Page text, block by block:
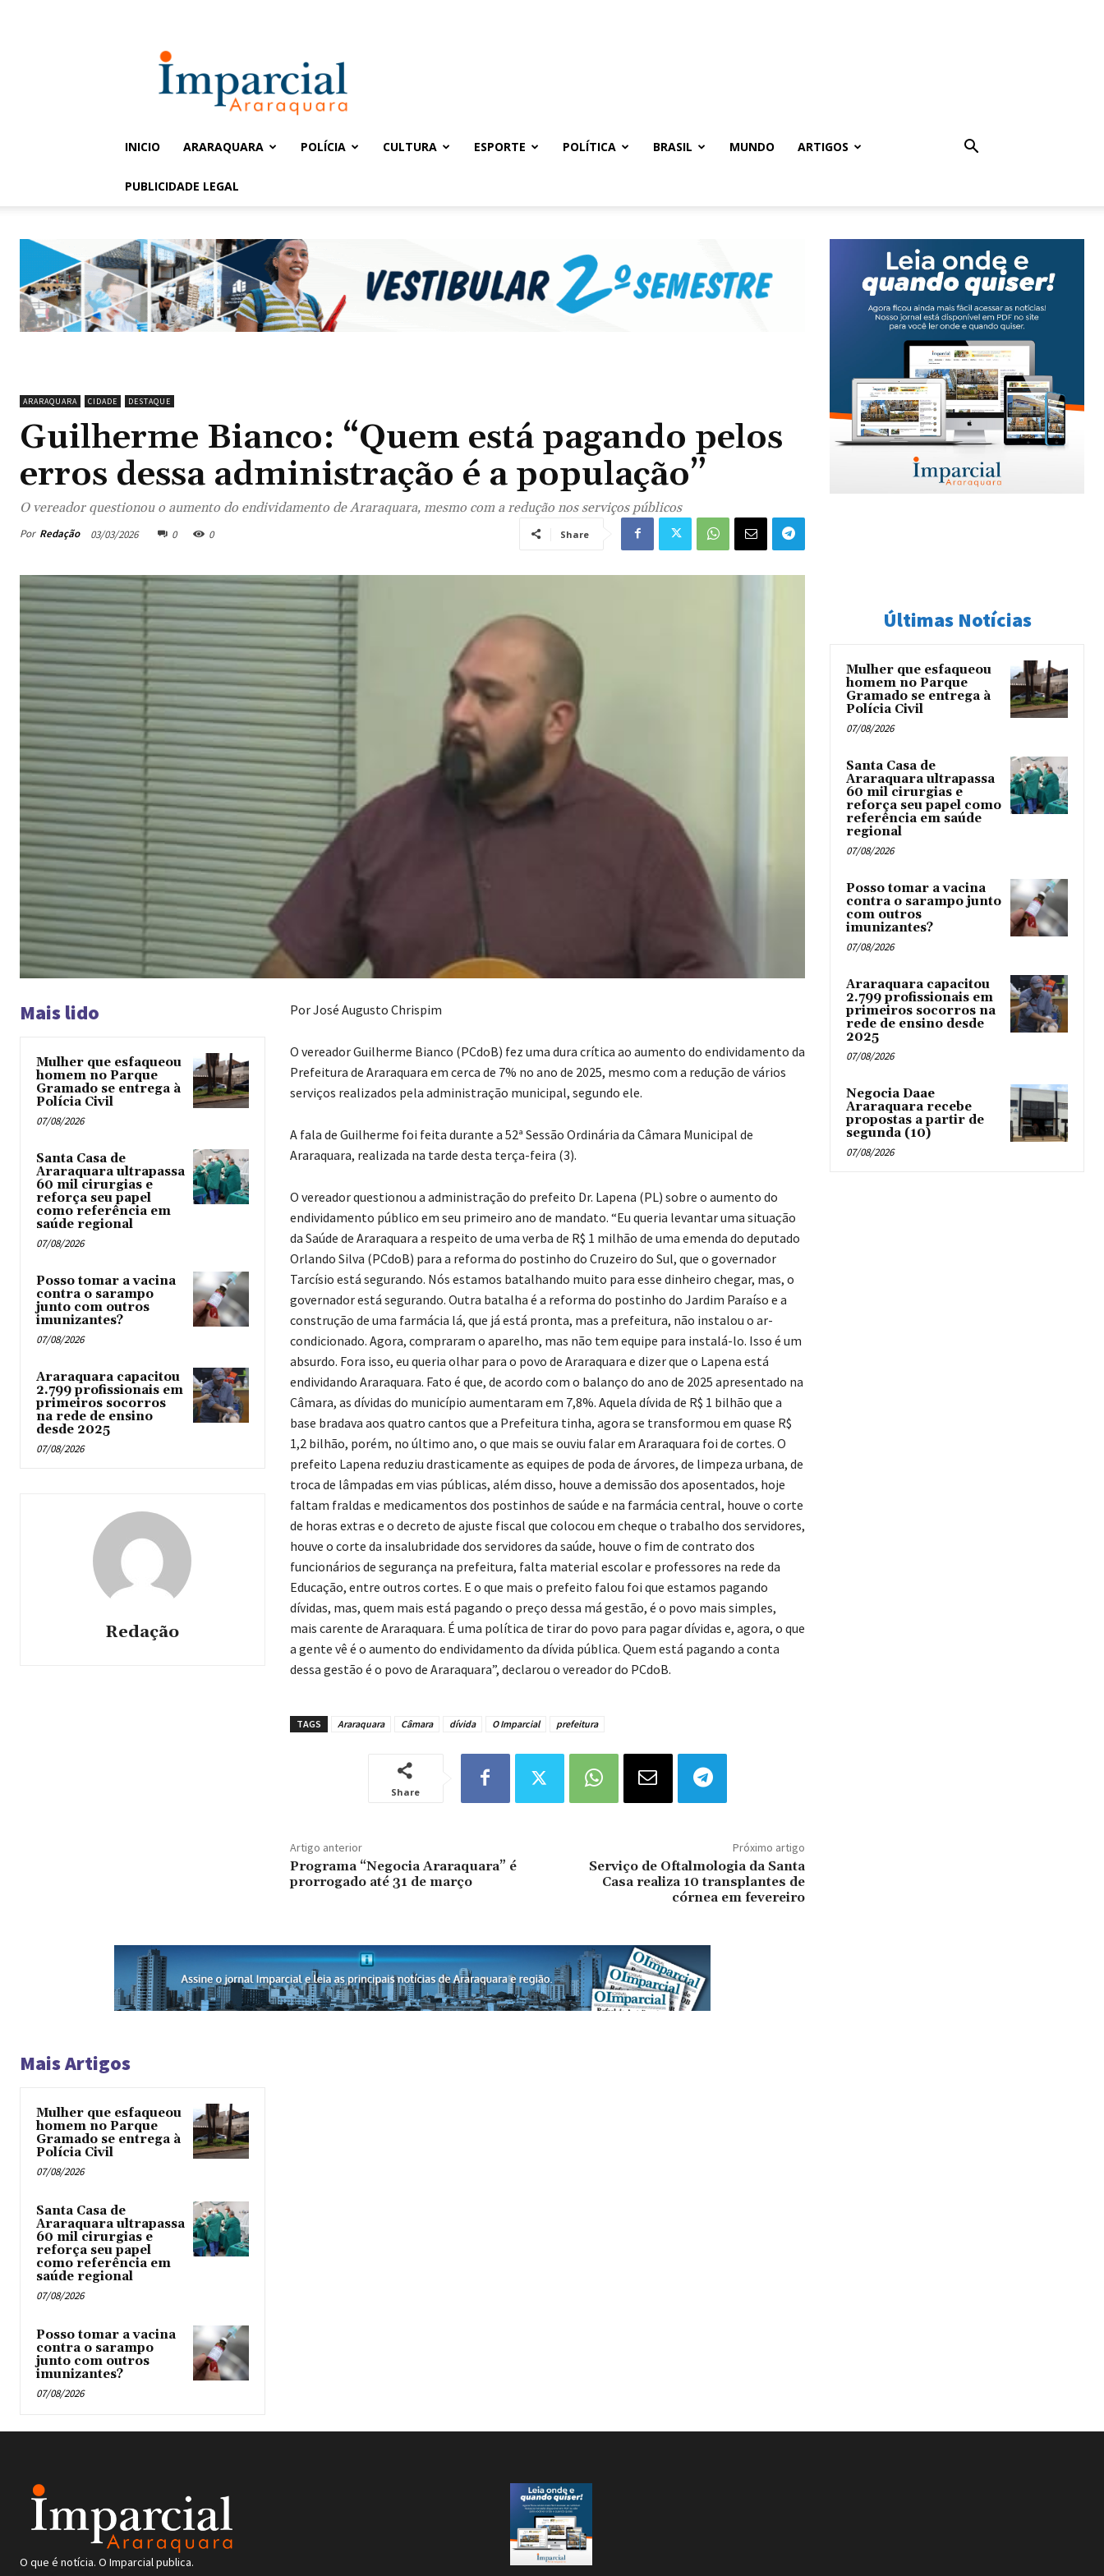
Imparcial
INICIO ARARAQUARA POLÍCIA CULTURA ESPORTE POLÍTICA BRASIL MUNDO ARTIGOS
PUBLICIDADE LEGAL
ARARAQUARA CIDADE DESTAQUE
Guilherme Bianco: “Quem está pagando pelos
erros dessa administração é a população”
O vereador questionou o aumento do endividamento de Araraquara, mesmo com a redução nos serviços públicos
Por Redação 03/03/2026 0 0 Share
Mais lido
Mulher que esfaqueou
homem no Parque
Gramado se entrega à
Polícia Civil
07/08/2026
Santa Casa de
Araraquara ultrapassa
60 mil cirurgias e
reforça seu papel
como referência em
saúde regional
07/08/2026
Posso tomar a vacina
contra o sarampo
junto com outros
imunizantes?
07/08/2026
Araraquara capacitou
2.799 profissionais em
primeiros socorros
na rede de ensino
desde 2025
07/08/2026
Redação
Por José Augusto Chrispim
O vereador Guilherme Bianco (PCdoB) fez uma dura crítica ao aumento do endividamento da
Prefeitura de Araraquara em cerca de 7% no ano de 2025, mesmo com a redução de vários
serviços realizados pela administração municipal, segundo ele.
A fala de Guilherme foi feita durante a 52ª Sessão Ordinária da Câmara Municipal de
Araraquara, realizada na tarde desta terça-feira (3).
O vereador questionou a administração do prefeito Dr. Lapena (PL) sobre o aumento do
endividamento público em seu primeiro ano de mandato. “Eu queria levantar uma situação
da Saúde de Araraquara a respeito de uma verba de R$ 1 milhão de uma emenda do deputado
Orlando Silva (PCdoB) para a reforma do postinho do Cruzeiro do Sul, que o governador
Tarcísio está segurando. Nós estamos batalhando muito para esse dinheiro chegar, mas, o
governador está segurando. Outra batalha é a reforma do postinho do Jardim Paraíso e a
construção de uma farmácia lá, que já está pronta, mas a prefeitura, não instalou o ar-
condicionado. Agora, compraram o aparelho, mas não tem equipe para instalá-lo. Isso é um
absurdo. Fora isso, eu queria olhar para o povo de Araraquara e dizer que o Lapena está
endividando Araraquara. Fato é que, de acordo com o balanço do ano de 2025 apresentado na
Câmara, as dívidas do município aumentaram em 7,8%. Aquela dívida de R$ 1 bilhão que a
base bradava aos quatro cantos que a Prefeitura tinha, agora se transformou em quase R$
1,2 bilhão, porém, no último ano, o que mais se ouviu falar em Araraquara foi de cortes. O
prefeito Lapena reduziu drasticamente as equipes de poda de árvores, de limpeza urbana, de
troca de lâmpadas em vias públicas, além disso, houve a demissão dos aposentados, hoje
faltam fraldas e medicamentos dos postinhos de saúde e na farmácia central, houve o corte
de horas extras e o decreto de ajuste fiscal que colocou em cheque o trabalho dos servidores,
houve o corte da insalubridade dos servidores da saúde, houve o fim de contrato dos
funcionários de segurança na prefeitura, falta material escolar e professores na rede da
Educação, entre outros cortes. E o que mais o prefeito falou foi que estamos pagando
dívidas, mas, quem mais está pagando o preço dessa má gestão, é o povo mais simples,
mais carente de Araraquara. É uma política de tirar do povo para pagar dívidas e, agora, o que
a gente vê é o aumento do endividamento da dívida pública. Quem está pagando a conta
dessa gestão é o povo de Araraquara”, declarou o vereador do PCdoB.
TAGS Araraquara Câmara dívida O Imparcial prefeitura
Share
Artigo anterior
Programa “Negocia Araraquara” é
prorrogado até 31 de março
Próximo artigo
Serviço de Oftalmologia da Santa
Casa realiza 10 transplantes de
córnea em fevereiro
Mais Artigos
Mulher que esfaqueou
homem no Parque
Gramado se entrega à
Polícia Civil
07/08/2026
Santa Casa de
Araraquara ultrapassa
60 mil cirurgias e
reforça seu papel
como referência em
saúde regional
07/08/2026
Posso tomar a vacina
contra o sarampo
junto com outros
imunizantes?
07/08/2026
Últimas Notícias
Mulher que esfaqueou
homem no Parque
Gramado se entrega à
Polícia Civil
07/08/2026
Santa Casa de
Araraquara ultrapassa
60 mil cirurgias e
reforça seu papel como
referência em saúde
regional
07/08/2026
Posso tomar a vacina
contra o sarampo junto
com outros
imunizantes?
07/08/2026
Araraquara capacitou
2.799 profissionais em
primeiros socorros na
rede de ensino desde
2025
07/08/2026
Negocia Daae
Araraquara recebe
propostas a partir de
segunda (10)
07/08/2026
O que é notícia. O Imparcial publica.